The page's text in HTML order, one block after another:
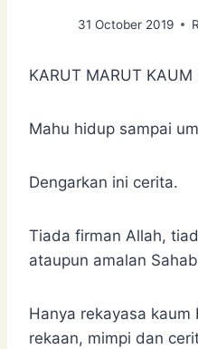
31 October 2019
KARUT MARUT KAUM
Mahu hidup sampai
Dengarkan ini cerita.
Tiada firman Allah,
ataupun amalan
Hanya rekayasa
rekaan, mimpi dan